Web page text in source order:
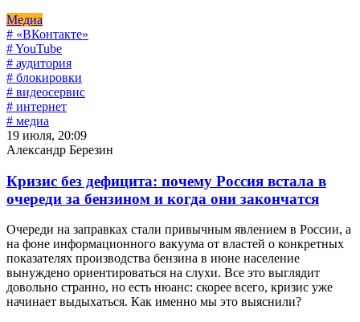
Медиа
# «ВКонтакте»
# YouTube
# аудитория
# блокировки
# видеосервис
# интернет
# медиа
19 июля, 20:09
Александр Березин
Кризис без дефицита: почему Россия встала в
очереди за бензином и когда они закончатся
Очереди на заправках стали привычным явлением в России, а
на фоне информационного вакуума от властей о конкретных
показателях производства бензина в июне население
вынуждено ориентироваться на слухи. Все это выглядит
довольно странно, но есть нюанс: скорее всего, кризис уже
начинает выдыхаться. Как именно мы это выяснили?